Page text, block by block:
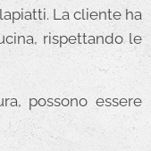
La cliente ha
rispettando le
possono essere